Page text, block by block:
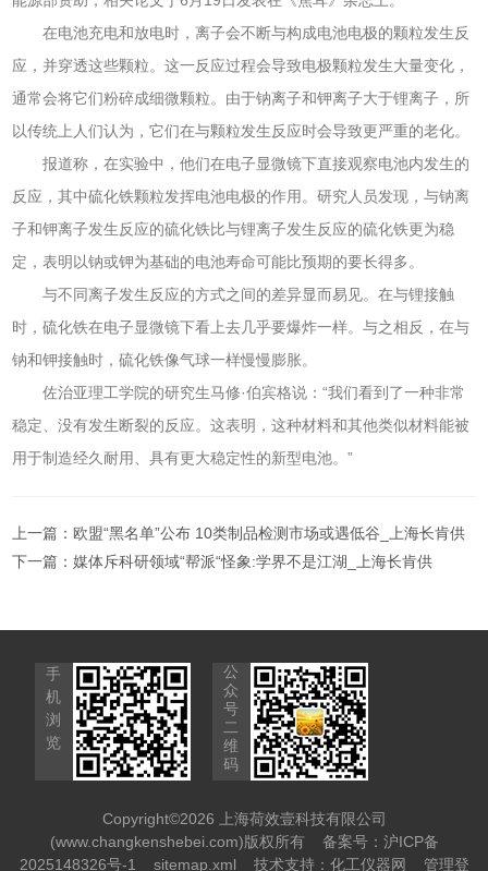
在电池充电和放电时，离子会不断与构成电池电极的颗粒发生反
应，并穿透这些颗粒。这一反应过程会导致电极颗粒发生大量变化，
通常会将它们粉碎成细微颗粒。由于钠离子和钾离子大于锂离子，所
以传统上人们认为，它们在与颗粒发生反应时会导致更严重的老化。
报道称，在实验中，他们在电子显微镜下直接观察电池内发生的
反应，其中硫化铁颗粒发挥电池电极的作用。研究人员发现，与钠离
子和钾离子发生反应的硫化铁比与锂离子发生反应的硫化铁更为稳
定，表明以钠或钾为基础的电池寿命可能比预期的要长得多。
与不同离子发生反应的方式之间的差异显而易见。在与锂接触
时，硫化铁在电子显微镜下看上去几乎要爆炸一样。与之相反，在与
钠和钾接触时，硫化铁像气球一样慢慢膨胀。
佐治亚理工学院的研究生马修·伯宾格说：“我们看到了一种非常
稳定、没有发生断裂的反应。这表明，这种材料和其他类似材料能被
用于制造经久耐用、具有更大稳定性的新型电池。”
上一篇： 欧盟“黑名单”公布 10类制品检测市场或遇低谷_上海长肯供
下一篇：媒体斥科研领域“帮派“怪象:学界不是江湖_上海长肯供
手
机
浏
览
公
众
号
二
维
码
Copyright©2026 上海荷效壹科技有限公司
(www.changkenshebei.com)版权所有 备案号：沪ICP备
2025148326号-1
sitemap.xml 技术支持： 化工仪器网 管理登